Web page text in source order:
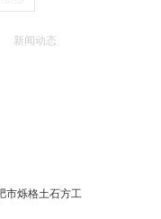
新闻动态
市烁格土石方工